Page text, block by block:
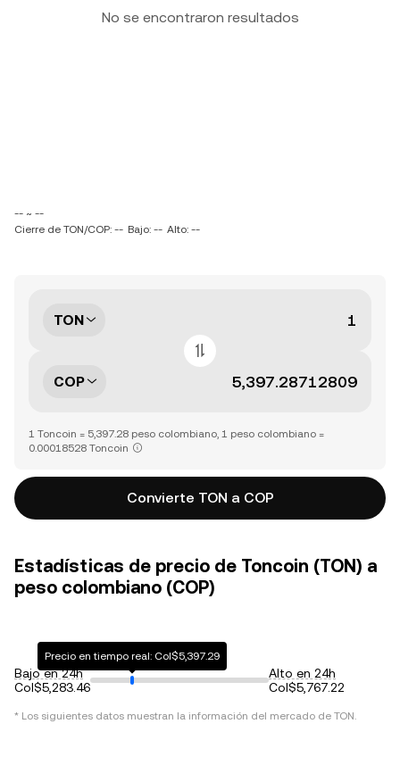
No se encontraron resultados
-- ~ --
Cierre de TON/COP: -- Bajo: -- Alto: --
TON
COP
1 Toncoin = 5,397.28 peso colombiano, 1 peso colombiano =
0.00018528 Toncoin
Convierte TON a COP
Estadísticas de precio de Toncoin (TON) a
peso colombiano (COP)
Bajo en 24h
Col$5,283.46
Precio en tiempo real: Col$5,397.29
Alto en 24h
Col$5,767.22
* Los siguientes datos muestran la información del mercado de TON.